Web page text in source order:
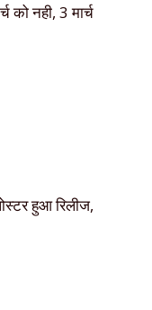
नही, 3 मार्च
हुआ रिलीज,